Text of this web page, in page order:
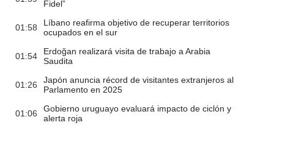
Fidel”
01:58
Líbano reafirma objetivo de recuperar territorios
ocupados en el sur
01:54
Erdoğan realizará visita de trabajo a Arabia
Saudita
01:26
Japón anuncia récord de visitantes extranjeros al
Parlamento en 2025
01:06
Gobierno uruguayo evaluará impacto de ciclón y
alerta roja